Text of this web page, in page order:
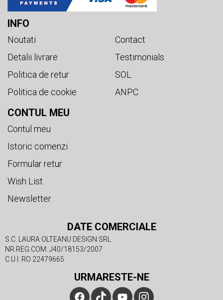
INFO
Noutati
Detalii livrare
Politica de retur
Politica de cookie
Contact
Testimonials
SOL
ANPC
CONTUL MEU
Contul meu
Istoric comenzi
Formular retur
Wish List
Newsletter
DATE COMERCIALE
S.C. LAURA OLTEANU DESIGN SRL
NR.REG.COM. J40/18153/2007
C.U.I. RO 22479665
URMARESTE-NE